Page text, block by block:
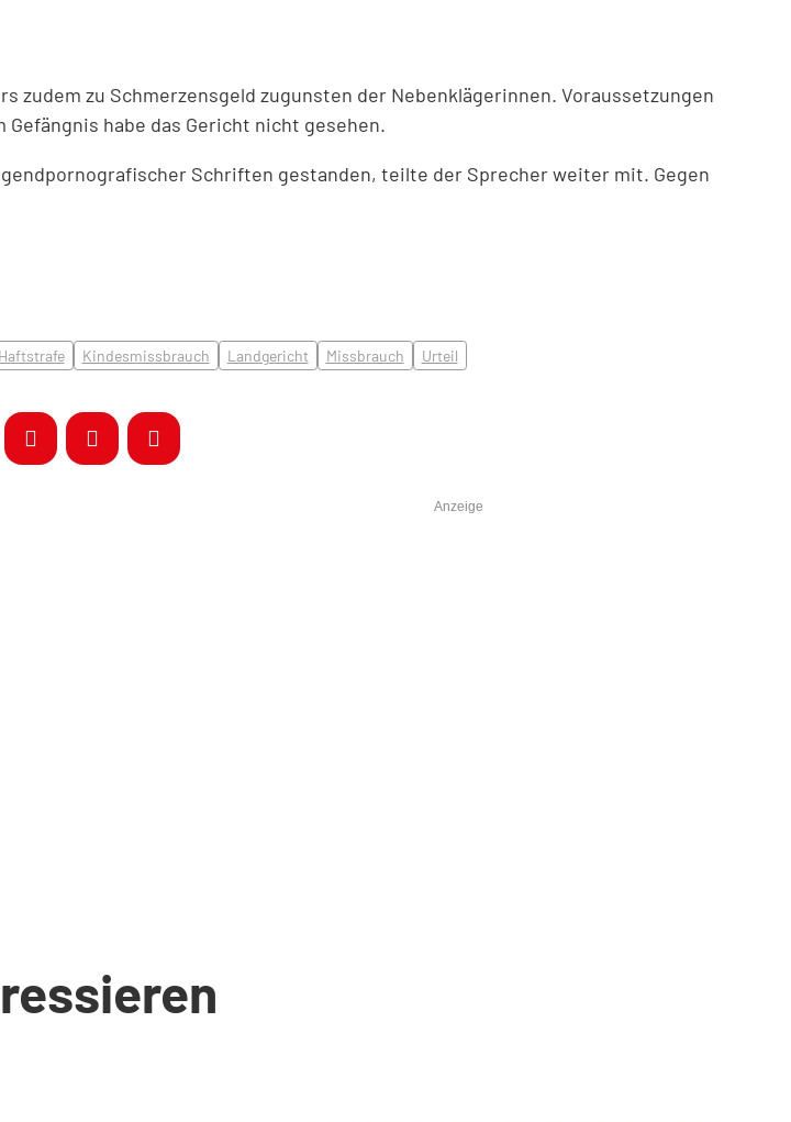
zudem zu Schmerzensgeld zugunsten der Nebenklägerinnen. Voraussetzungen
habe das Gericht nicht gesehen.
Schriften gestanden, teilte der Sprecher weiter mit. Gegen
Haftstrafe Kindesmissbrauch Landgericht Missbrauch Urteil
Anzeige